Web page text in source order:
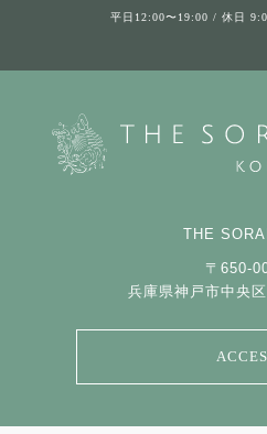
平日12:00〜19:00 / 休日
THE
〒650-
兵庫県神戸市中央